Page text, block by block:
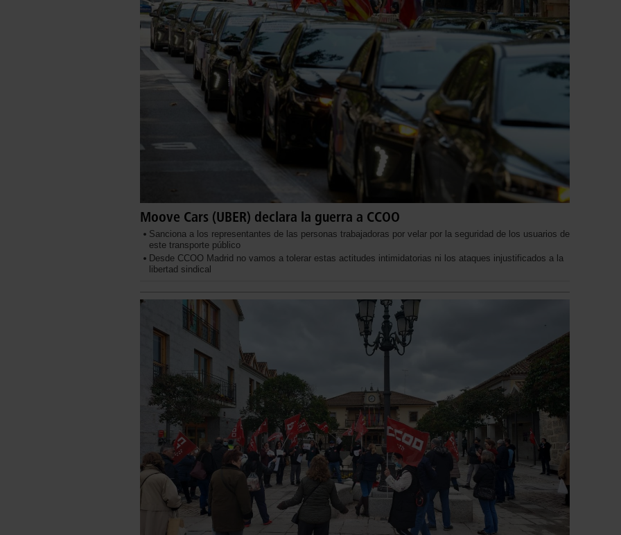
Moove Cars (UBER) declara la guerra a CCOO
Sanciona a los representantes de las personas trabajadoras por velar por la seguridad de los usuarios de
este transporte público
Desde CCOO Madrid no vamos a tolerar estas actitudes intimidatorias ni los ataques injustificados a la
libertad sindical